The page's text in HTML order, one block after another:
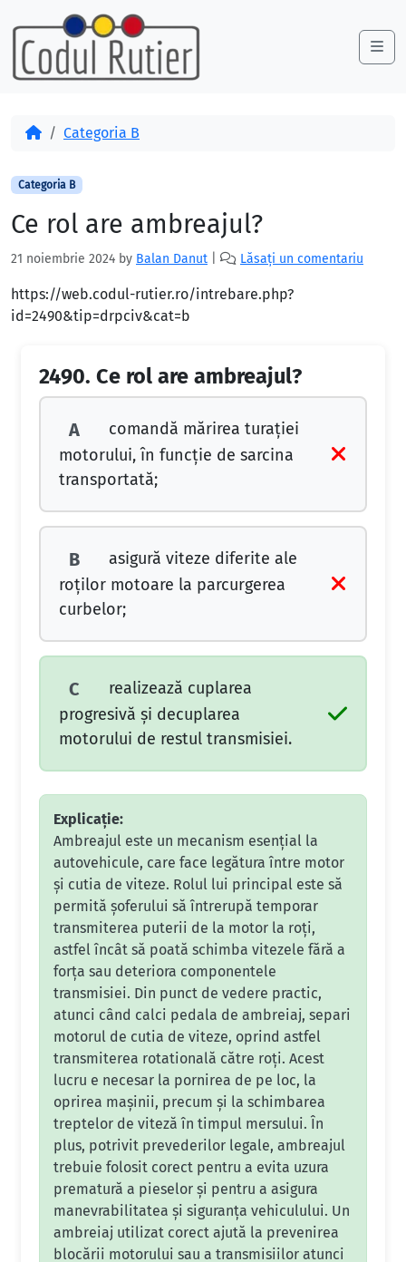
Skip to content
Skip to footer
AcasăCategoria B
Categoria B
Ce rol are ambreajul?
21 noiembrie 2024 by Balan Danut Lăsați un comentariu
https://web.codul-rutier.ro/intrebare.php?
id=2490&tip=drpciv&cat=b
2490. Ce rol are ambreajul?
A
comandă mărirea turaţiei
motorului, în funcţie de sarcina
transportată;
B
asigură viteze diferite ale
roţilor motoare la parcurgerea
curbelor;
C
realizează cuplarea
progresivă şi decuplarea
motorului de restul transmisiei.
Explicație:
Ambreajul este un mecanism esențial la
autovehicule, care face legătura între motor
și cutia de viteze. Rolul lui principal este să
permită șoferului să întrerupă temporar
transmiterea puterii de la motor la roți,
astfel încât să poată schimba vitezele fără a
forța sau deteriora componentele
transmisiei. Din punct de vedere practic,
atunci când calci pedala de ambreiaj, separi
motorul de cutia de viteze, oprind astfel
transmiterea rotatională către roți. Acest
lucru e necesar la pornirea de pe loc, la
oprirea mașinii, precum și la schimbarea
treptelor de viteză în timpul mersului. În
plus, potrivit prevederilor legale, ambreajul
trebuie folosit corect pentru a evita uzura
prematură a pieselor și pentru a asigura
manevrabilitatea și siguranța vehiculului. Un
ambreiaj utilizat corect ajută la prevenirea
blocării motorului sau a transmisiilor atunci